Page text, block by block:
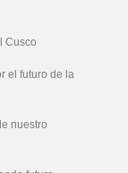
Cusco
el futuro de la
nuestro